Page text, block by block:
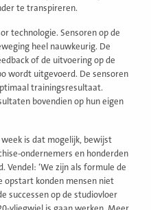
te transpireren.
technologie. Sensoren op de
heel nauwkeurig. De
of de uitvoering op de
wordt uitgevoerd. De sensoren
trainingsresultaat.
bovendien op hun eigen
is dat mogelijk, bewijst
ondernemers en honderden
‘We zijn als formule de
opstart konden mensen niet
successen op de studiovloer